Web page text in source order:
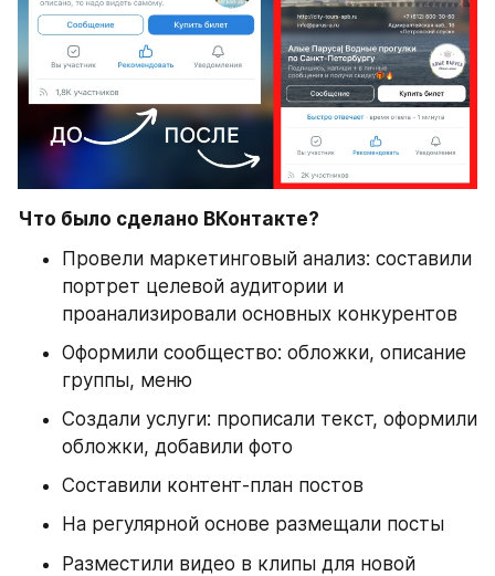
Что было сделано ВКонтакте?
Провели маркетинговый анализ: составили
портрет целевой аудитории и
проанализировали основных конкурентов
Оформили сообщество: обложки, описание
группы, меню
Создали услуги: прописали текст, оформили
обложки, добавили фото
Составили контент-план постов
На регулярной основе размещали посты
Разместили видео в клипы для новой